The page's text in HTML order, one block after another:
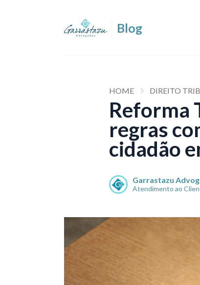
HOME DIREITO
Reforma
regras
cidadão
Garrastazu
Atendimento ao